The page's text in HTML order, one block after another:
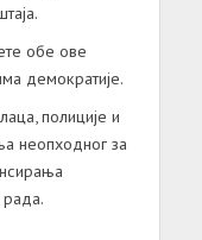
обе ове
демократије.
полиције и
неопходног за